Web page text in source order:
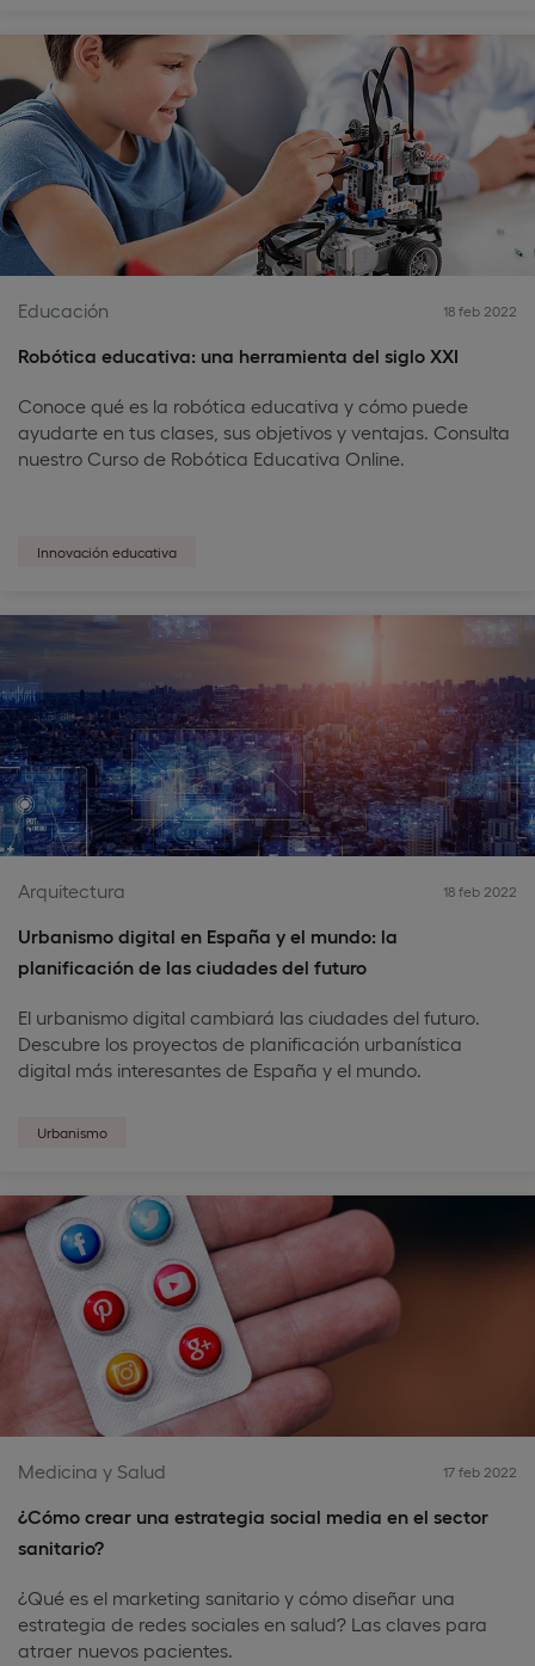
Educación 18 feb 2022
Robótica educativa: una herramienta del siglo XXI
Conoce qué es la robótica educativa y cómo puede
ayudarte en tus clases, sus objetivos y ventajas. Consulta
nuestro Curso de Robótica Educativa Online.
Innovación educativa
Arquitectura 18 feb 2022
Urbanismo digital en España y el mundo: la
planificación de las ciudades del futuro
El urbanismo digital cambiará las ciudades del futuro.
Descubre los proyectos de planificación urbanística
digital más interesantes de España y el mundo.
Urbanismo
Medicina y Salud 17 feb 2022
¿Cómo crear una estrategia social media en el sector
sanitario?
¿Qué es el marketing sanitario y cómo diseñar una
estrategia de redes sociales en salud? Las claves para
atraer nuevos pacientes.